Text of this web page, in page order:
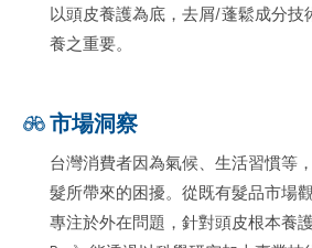
以頭皮養護為底，去屑/蓬鬆成分技
養之重要。
市場洞察
台灣消費者因為氣候、生活習慣等
髮所帶來的困擾。從既有髮品市場
專注於外在問題，針對頭皮根本養